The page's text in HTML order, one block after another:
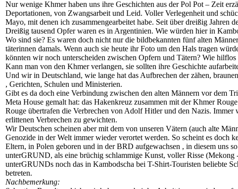
Nur wenige Khmer haben uns ihre Geschichten aus der Pol Pot – Zeit
Deportationen, von Zwangsarbeit und Leid. Voller Verlegenheit und
Mayo, mit denen ich zusammengearbeitet habe. Seit über dreißig Jahren
Dreißig tausend Opfer waren es in Argentinien. Wie würden hier in
Wo sind sie? Es waren doch nicht nur die bildbekannten fünf alten
täterinnen damals. Wenn auch sie heute ihr Foto um den Hals tragen
könnten wir noch unterscheiden zwischen Opfern und Tätern? Wie
Kann man von den Khmer verlangen, sie sollten ihre Geschichte
Und wir in Deutschland, wie lange hat das Aufbrechen der zähen,
, Gerichten, Schulen und Ministerien.
Gibt es da doch eine Verbindung zwischen den alten Männern vor dem
Meta House gemalt hat: das Hakenkreuz zusammen mit der Khmer
Rouge übertrafen die Verbrechen von Adolf Hitler und den Nazis. Immer
erlittenen Verbrechen zu gewichten.
Wir Deutschen scheinen aber mit dem von unseren Vätern (auch alte
Genozide in der Welt immer wieder verortet werden. So scheint es doch
Eltern, in Polen geboren und in der BRD aufgewachsen , in diesem uns
unterGRUND, als eine brüchig schlammige Kunst, voller Risse
unterGRUNDs noch das in Kambodscha bei T-Shirt-Touristen beliebte
betreten.
Nachbemerkung: